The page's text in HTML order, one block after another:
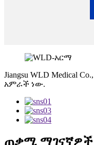
Jiangsu WLD Medical
አምራች ነው.
ጠቃሚ ማገናኛዎች